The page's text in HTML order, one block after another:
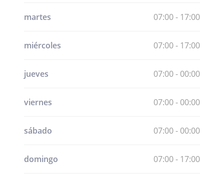
martes 07:00 - 17:00
miércoles 07:00 - 17:00
jueves 07:00 - 00:00
viernes 07:00 - 00:00
sábado 07:00 - 00:00
domingo 07:00 - 17:00